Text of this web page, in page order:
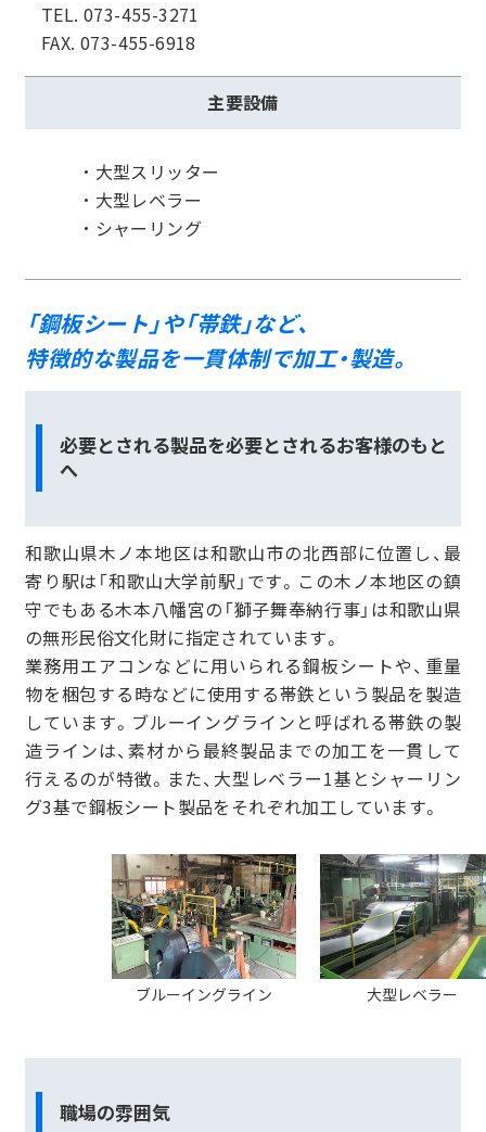
TEL. 073-455-3271
FAX. 073-455-6918
主要設備
大型スリッター
大型レベラー
シャーリング
「鋼板シート」や「帯鉄」など、
特徴的な製品を一貫体制で加工・製造。
必要とされる製品を必要とされるお客様のもと
へ
和歌山県木ノ本地区は和歌山市の北西部に位置し、最
寄り駅は「和歌山大学前駅」です。この木ノ本地区の鎮
守でもある木本八幡宮の「獅子舞奉納行事」は和歌山県
の無形民俗文化財に指定されています。
業務用エアコンなどに用いられる鋼板シートや、重量
物を梱包する時などに使用する帯鉄という製品を製造
しています。ブルーイングラインと呼ばれる帯鉄の製
造ラインは、素材から最終製品までの加工を一貫して
行えるのが特徴。また、大型レベラー1基とシャーリン
グ3基で鋼板シート製品をそれぞれ加工しています。
ブルーイングライン 大型レベラー
職場の雰囲気